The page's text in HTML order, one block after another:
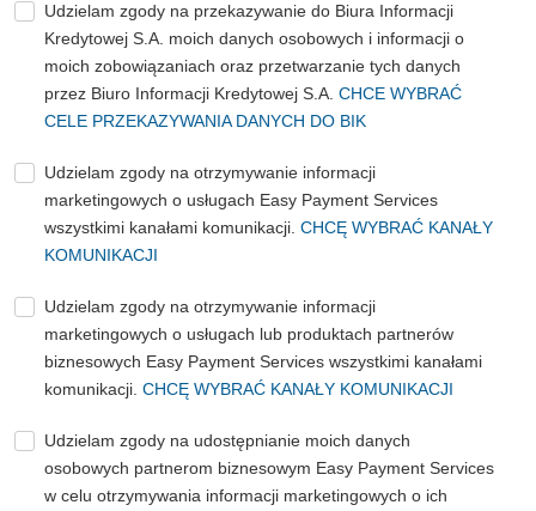
Udzielam zgody na przekazywanie do Biura Informacji
Kredytowej S.A. moich danych osobowych i informacji o
moich zobowiązaniach oraz przetwarzanie tych danych
przez Biuro Informacji Kredytowej S.A. CHCE WYBRAĆ
CELE PRZEKAZYWANIA DANYCH DO BIK
Udzielam zgody na otrzymywanie informacji
marketingowych o usługach Easy Payment Services
wszystkimi kanałami komunikacji. CHCĘ WYBRAĆ KANAŁY
KOMUNIKACJI
Udzielam zgody na otrzymywanie informacji
marketingowych o usługach lub produktach partnerów
biznesowych Easy Payment Services wszystkimi kanałami
komunikacji. CHCĘ WYBRAĆ KANAŁY KOMUNIKACJI
Udzielam zgody na udostępnianie moich danych
osobowych partnerom biznesowym Easy Payment Services
w celu otrzymywania informacji marketingowych o ich